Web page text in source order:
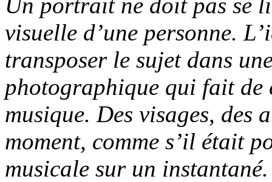
visuelle d’une personne.
transposer le sujet dans
photographique qui fait de
musique. Des visages, des
moment, comme s’il était
musicale sur un instantané.